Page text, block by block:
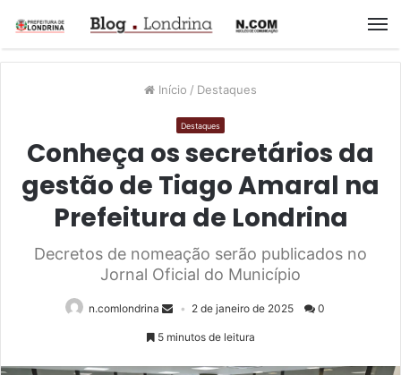
Início / Destaques
Destaques
Conheça os secretários da
gestão de Tiago Amaral na
Prefeitura de Londrina
Decretos de nomeação serão publicados no
Jornal Oficial do Município
n.comlondrina 2 de janeiro de 2025 0
5 minutos de leitura